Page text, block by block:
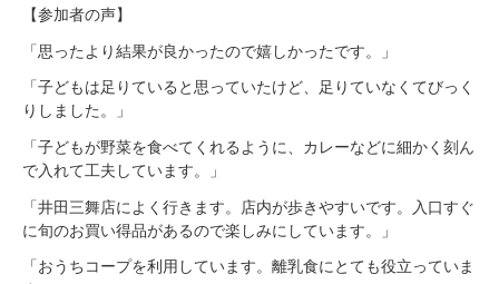
【参加者の声】
「思ったより結果が良かったので嬉しかったです。」
「子どもは足りていると思っていたけど、足りていなくてびっく
りしました。」
「子どもが野菜を食べてくれるように、カレーなどに細かく刻ん
で入れて工夫しています。」
「井田三舞店によく行きます。店内が歩きやすいです。入口すぐ
に旬のお買い得品があるので楽しみにしています。」
「おうちコープを利用しています。離乳食にとても役立っていま